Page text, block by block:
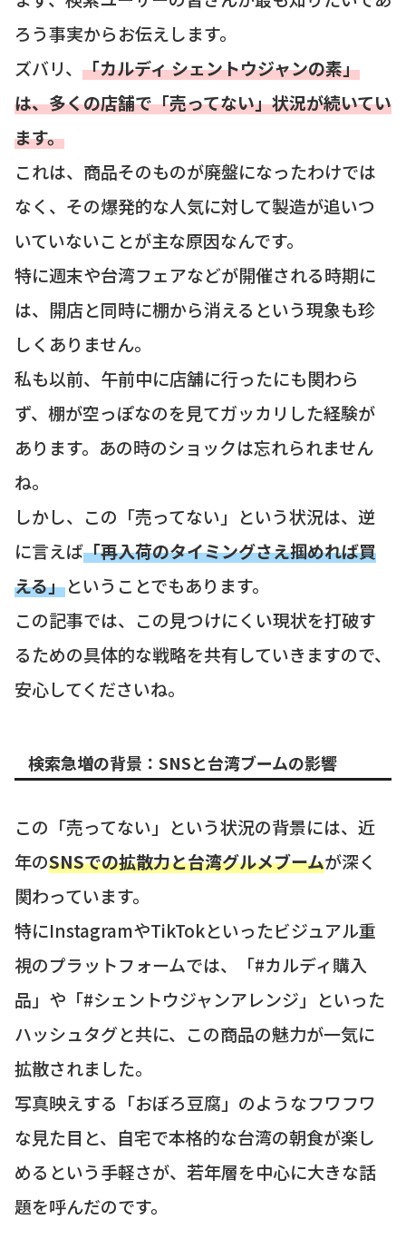
ろう事実からお伝えします。
ズバリ、 「カルディ シェントウジャンの素」
は、多くの店舗で「売ってない」状況が続いてい
ます。
これは、商品そのものが廃盤になったわけでは
なく、その爆発的な人気に対して製造が追いつ
いていないことが主な原因なんです。
特に週末や台湾フェアなどが開催される時期に
は、開店と同時に棚から消えるという現象も珍
しくありません。
私も以前、午前中に店舗に行ったにも関わら
ず、棚が空っぽなのを見てガッカリした経験が
あります。あの時のショックは忘れられません
ね。
しかし、この「売ってない」という状況は、逆
に言えば「再入荷のタイミングさえ掴めれば買
える」ということでもあります。
この記事では、この見つけにくい現状を打破す
るための具体的な戦略を共有していきますので、
安心してくださいね。
検索急増の背景：SNSと台湾ブームの影響
この「売ってない」という状況の背景には、近
年のSNSでの拡散力と台湾グルメブームが深く
関わっています。
特にInstagramやTikTokといったビジュアル重
視のプラットフォームでは、「#カルディ購入
品」や「#シェントウジャンアレンジ」といった
ハッシュタグと共に、この商品の魅力が一気に
拡散されました。
写真映えする「おぼろ豆腐」のようなフワフワ
な見た目と、自宅で本格的な台湾の朝食が楽し
めるという手軽さが、若年層を中心に大きな話
題を呼んだのです。